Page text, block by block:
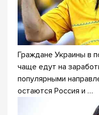
Граждане Украины в
чаще едут на
популярными
остаются Россия и …